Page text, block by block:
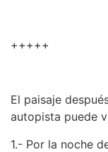
+++++
El paisaje
autopista puede
1.- Por la noche